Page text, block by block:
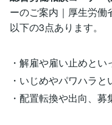
ーのご案内｜厚生労働
以下の3点あります。
・解雇や雇い止めと
・いじめやパワハラ
・配置転換や出向、